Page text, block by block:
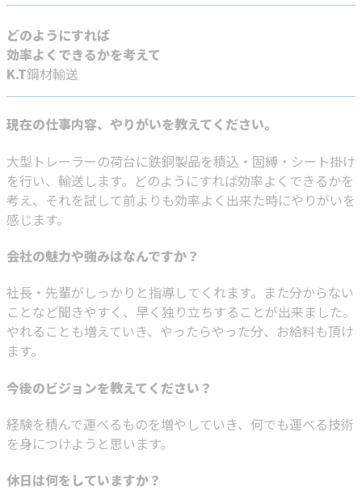
どのようにすれば
効率よくできるかを考えて
K.T鋼材輸送
現在の仕事内容、やりがいを教えてください。
大型トレーラーの荷台に鉄銅製品を積込・固縛・シート掛け
を行い、輸送します。どのようにすれば効率よくできるかを
考え、それを試して前よりも効率よく出来た時にやりがいを
感じます。
会社の魅力や強みはなんですか？
社長・先輩がしっかりと指導してくれます。また分からない
ことなど聞きやすく、早く独り立ちすることが出来ました。
やれることも増えていき、やったらやった分、お給料も頂け
ます。
今後のビジョンを教えてください？
経験を積んで運べるものを増やしていき、何でも運べる技術
を身につけようと思います。
休日は何をしていますか？